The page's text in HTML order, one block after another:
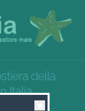
della
Italia